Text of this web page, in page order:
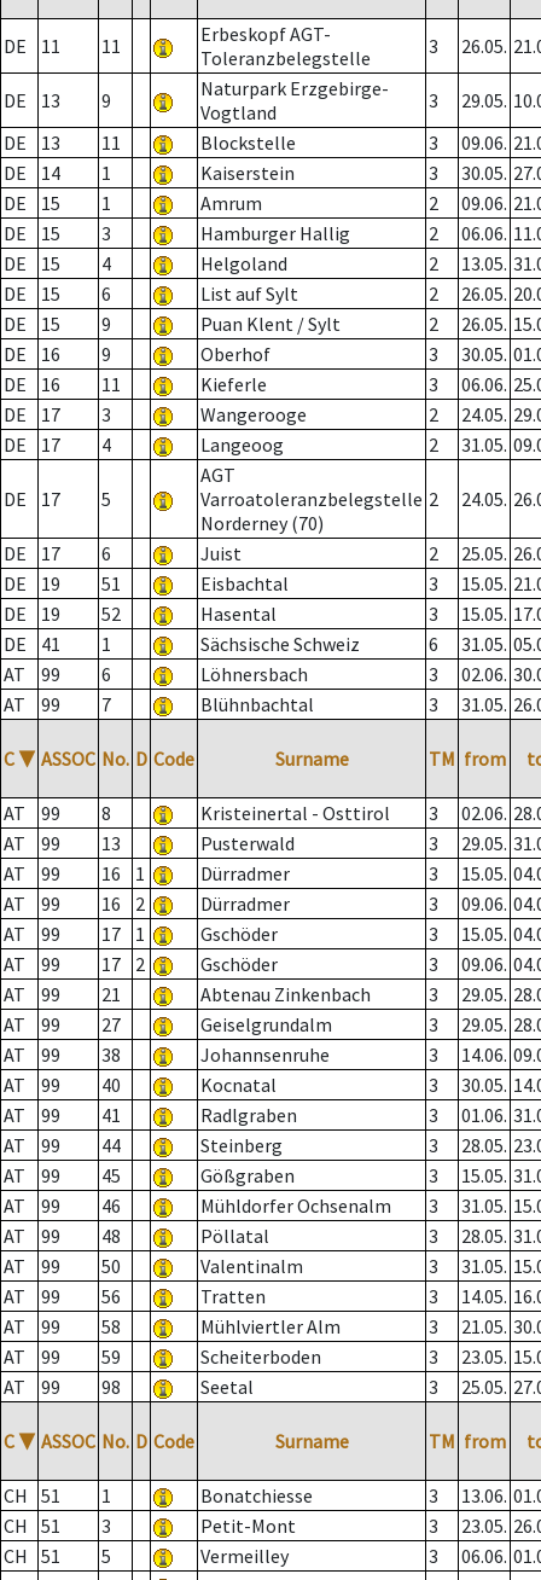
DE 11 11
Erbeskopf AGT-
Toleranzbelegstelle
3 26.05.
DE 13 9
Naturpark Erzgebirge-
Vogtland
3 29.05.
DE
13 11 Blockstelle 3 09.06.
DE
14 1 Kaiserstein 3 30.05.
DE
15 1 Amrum 2 09.06.
DE
15 3 Hamburger Hallig 2 06.06.
DE
15 4 Helgoland 2 13.05.
DE
15 6 List auf Sylt 2 26.05.
DE
15 9 Puan Klent / Sylt 2 26.05.
DE
16 9 Oberhof 3 30.05.
DE
16 11 Kieferle 3 06.06.
DE
17 3 Wangerooge 2 24.05.
DE
17 4 Langeoog 2 31.05.
DE 17 5
AGT
Varroatoleranzbelegstelle
Norderney (70)
2 24.05.
DE 17 6 Juist 2 25.05.
DE
19 51 Eisbachtal 3 15.05.
DE
19 52 Hasental 3 15.05.
DE
41 1 Sächsische Schweiz 6 31.05.
AT
99 6 Löhnersbach 3 02.06.
AT
99 7 Blühnbachtal 3 31.05.
C ▼ ASSOC No. D Code Surname TM from
AT 99 8 Kristeinertal - Osttirol 3 02.06.
AT
99 13 Pusterwald 3 29.05.
AT
99 16 1 Dürradmer 3 15.05.
AT
99 16 2 Dürradmer 3 09.06.
AT
99 17 1 Gschöder 3 15.05.
AT
99 17 2 Gschöder 3 09.06.
AT
99 21 Abtenau Zinkenbach 3 29.05.
AT
99 27 Geiselgrundalm 3 29.05.
AT
99 38 Johannsenruhe 3 14.06.
AT
99 40 Kocnatal 3 30.05.
AT
99 41 Radlgraben 3 01.06.
AT
99 44 Steinberg 3 28.05.
AT
99 45 Gößgraben 3 15.05.
AT
99 46 Mühldorfer Ochsenalm 3 31.05.
AT
99 48 Pöllatal 3 28.05.
AT
99 50 Valentinalm 3 31.05.
AT
99 56 Tratten 3 14.05.
AT
99 58 Mühlviertler Alm 3 21.05.
AT
99 59 Scheiterboden 3 23.05.
AT
99 98 Seetal 3 25.05.
C ▼ ASSOC No. D Code Surname TM from
CH 51 1 Bonatchiesse 3 13.06.
CH
51 3 Petit-Mont 3 23.05.
CH
51 5 Vermeilley 3 06.06.